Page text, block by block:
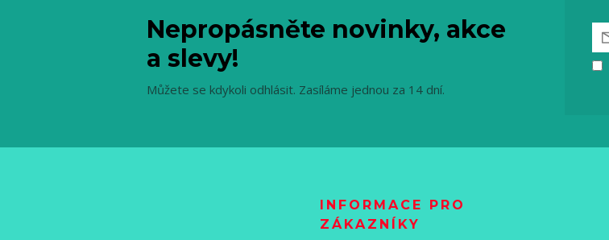
Nepropásněte novinky, akce
a slevy!
Můžete se kdykoli odhlásit. Zasíláme jednou za 14 dní.
INFORMACE PRO
ZÁKAZNÍKY